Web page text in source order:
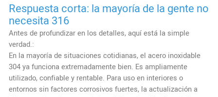
Respuesta corta: la mayoría de la gente no
necesita 316
Antes de profundizar en los detalles, aquí está la simple
verdad.:
En la mayoría de situaciones cotidianas, el acero inoxidable
304 ya funciona extremadamente bien. Es ampliamente
utilizado, confiable y rentable. Para uso en interiores o
entornos sin factores corrosivos fuertes, la actualización a